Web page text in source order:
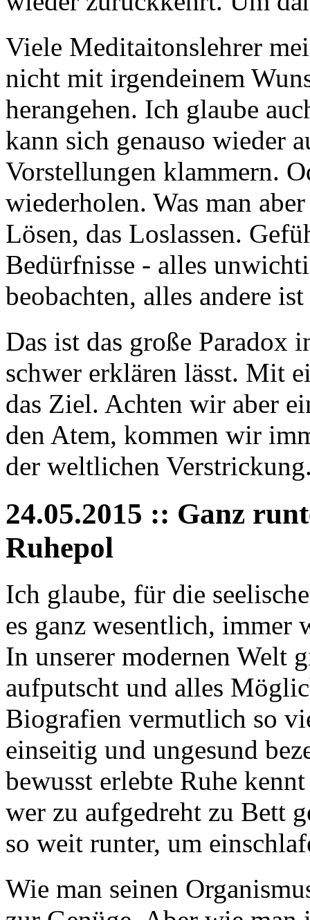
Viele Meditaitonslehrer
nicht mit irgendeinem
herangehen. Ich glaube
kann sich genauso wieder
Vorstellungen klammern.
wiederholen. Was man
Lösen, das Loslassen.
Bedürfnisse - alles
beobachten, alles andere
Das ist das große Paradox
schwer erklären lässt. Mit
das Ziel. Achten wir aber
den Atem, kommen wir
der weltlichen
24.05.2015 :: Ganz
Ruhepol
Ich glaube, für die
es ganz wesentlich, immer
In unserer modernen Welt
aufputscht und alles
Biografien vermutlich so
einseitig und ungesund
bewusst erlebte Ruhe
wer zu aufgedreht zu Bett
so weit runter, um
Wie man seinen